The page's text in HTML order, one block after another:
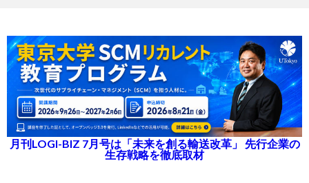
月刊LOGI-BIZ 7月号は「未来を創る輸送改革」 先行企業の
生存戦略を徹底取材